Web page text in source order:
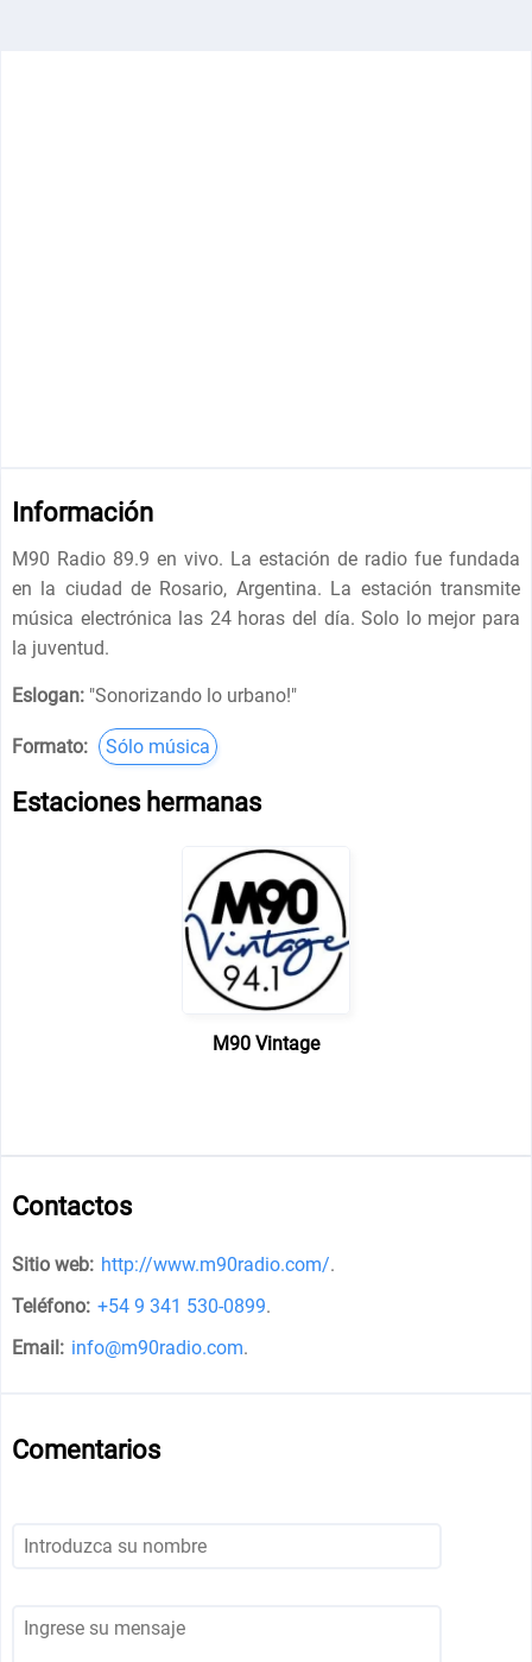
Información
M90 Radio 89.9 en vivo. La estación de radio fue fundada
en la ciudad de Rosario, Argentina. La estación transmite
música electrónica las 24 horas del día. Solo lo mejor para
la juventud.
Eslogan: "Sonorizando lo urbano!"
Formato: Sólo música
Estaciones hermanas
M90 Vintage
Contactos
Sitio web: http://www.m90radio.com/.
Teléfono: +54 9 341 530-0899.
Email: info@m90radio.com.
Comentarios